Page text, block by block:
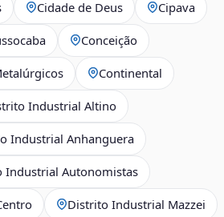
Cidade de Deus Cipava
Conceição
Continental
Industrial Altino
Industrial Anhanguera
Industrial Autonomistas
Distrito Industrial Mazzei